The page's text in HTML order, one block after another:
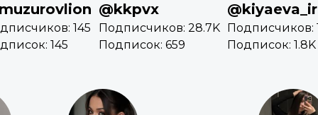
145
145
@kkpvx
Подписчиков: 28.7K
Подписок: 659
Подписчиков:
Подписок: 1.8K